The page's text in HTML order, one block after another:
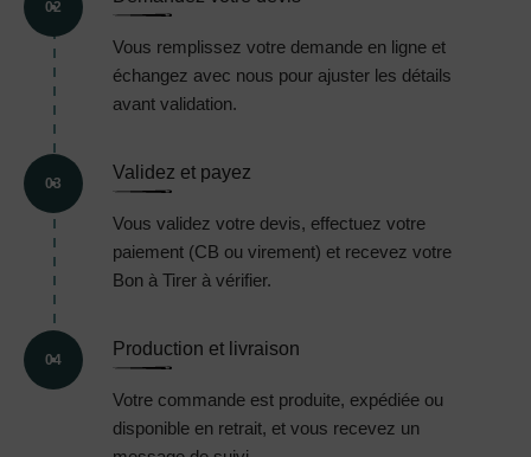
02
Vous remplissez votre demande en ligne et
échangez avec nous pour ajuster les détails
avant validation.
03
Validez et payez
Vous validez votre devis, effectuez votre
paiement (CB ou virement) et recevez votre
Bon à Tirer à vérifier.
04
Production et livraison
Votre commande est produite, expédiée ou
disponible en retrait, et vous recevez un